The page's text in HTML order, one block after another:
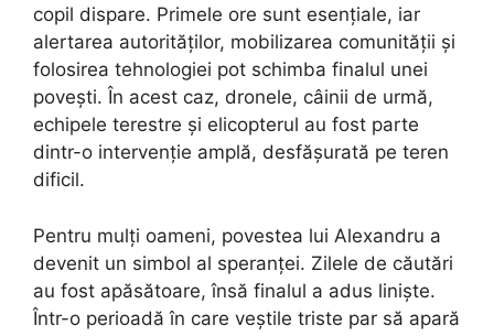
copil dispare. Primele ore sunt esențiale, iar
alertarea autorităților, mobilizarea comunității și
folosirea tehnologiei pot schimba finalul unei
povești. În acest caz, dronele, câinii de urmă,
echipele terestre și elicopterul au fost parte
dintr-o intervenție amplă, desfășurată pe teren
dificil.
Pentru mulți oameni, povestea lui Alexandru a
devenit un simbol al speranței. Zilele de căutări
au fost apăsătoare, însă finalul a adus liniște.
Într-o perioadă în care veștile triste par să apară